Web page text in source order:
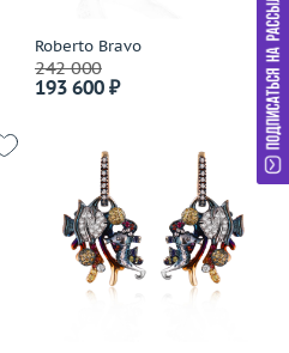
Roberto Bravo
242 000
193 600 ₽